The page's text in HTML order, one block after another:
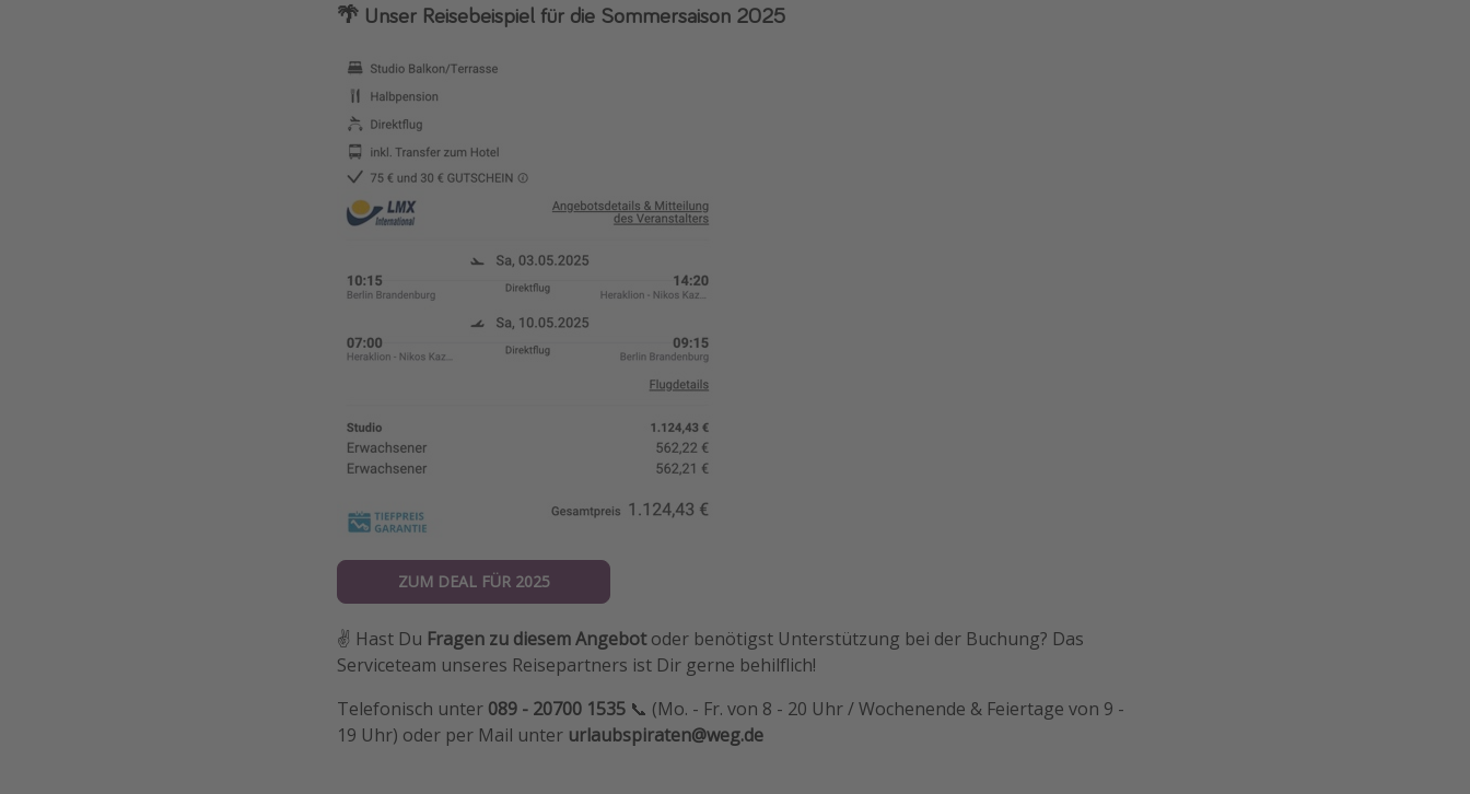
🌴 Unser Reisebeispiel für die Sommersaison 2025
ZUM DEAL FÜR 2025
✌️ Hast Du Fragen zu diesem Angebotoder benötigst Unterstützung bei der Buchung? Das
Serviceteam unseres Reisepartners ist Dir gerne behilflich!
Telefonisch unter 089 - 20700 1535 📞 (Mo. - Fr. von 8 - 20 Uhr / Wochenende & Feiertage von 9 -
19 Uhr) oder per Mail unter urlaubspiraten@weg.de